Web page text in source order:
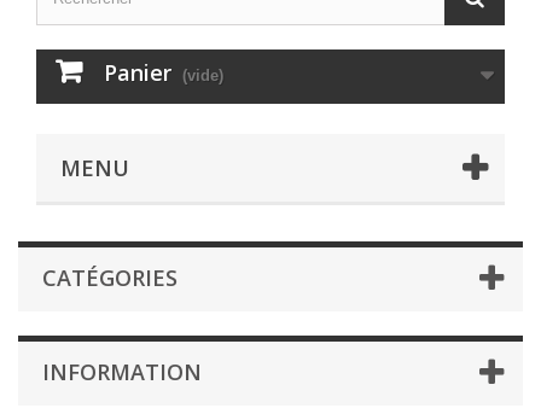
Panier (vide)
MENU
CATÉGORIES
INFORMATION